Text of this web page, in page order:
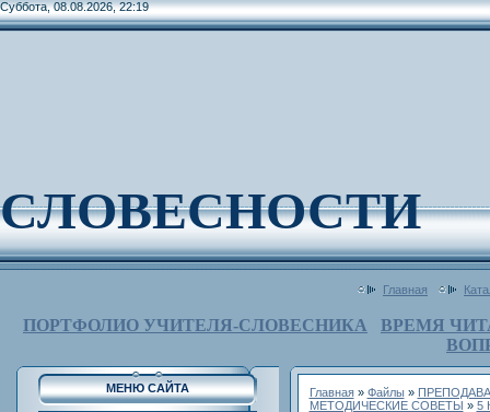
Суббота, 08.08.2026, 22:19
СЛОВЕСНОСТИ
Главная
ПОРТФОЛИО УЧИТЕЛЯ-СЛОВЕСНИКА
ВРЕМЯ
МЕНЮ САЙТА Главная» Файлы»
МЕТОДИЧЕСКИЕ СОВЕТЫ » 5